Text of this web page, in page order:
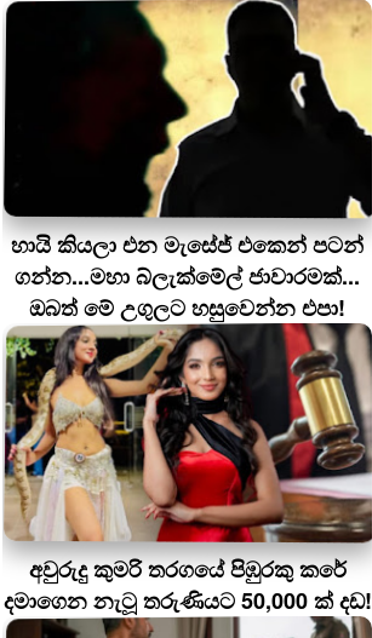
හායි කියලා එන මැසේජ් එකෙන් පටන්
ගන්න...මහා බ්ලැක්මේල් ජාවාරමක්...
ඔබත් මේ උගුලට හසුවෙන්න එපා!
අවුරුදු කුමරි තරගයේ පිඹුරකු කරේ
දමාගෙන නැටූ තරුණියට 50,000 ක් දඩ!